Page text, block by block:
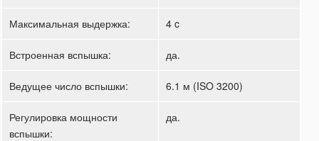
Максимальная выдержка: 4 c
Встроенная вспышка: да.
Ведущее число вспышки: 6.1 м (ISO 3200)
Регулировка мощности
вспышки:
да.